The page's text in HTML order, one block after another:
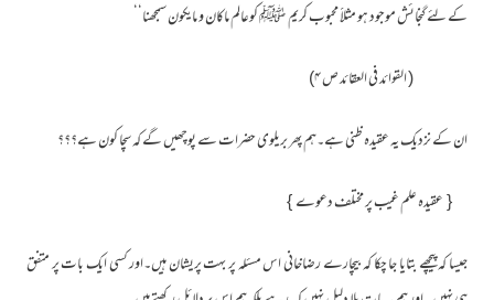
کے لئے گنجائش موجود ہو مثلاََ محبوب کریم ﷺ کوعالم ماکان و مایکون سمجھنا‘‘
( القوائد فی العقائد ص ۴)
ان کے نزدیک یہ عقیدہ ظنی ہے۔ہم پھر بریلوی حضرات سے پوچھیں گے کہ سچا کون ہے؟؟؟
{ عقیدہ علم غیب پر مختلف دعوے }
جیسا کہ پیچھے بتایا جا چکا کہ بیچارے رضاخانی اس مسئلہ پر بہت پریشان ہیں۔اور کسی ایک بات پر متفق